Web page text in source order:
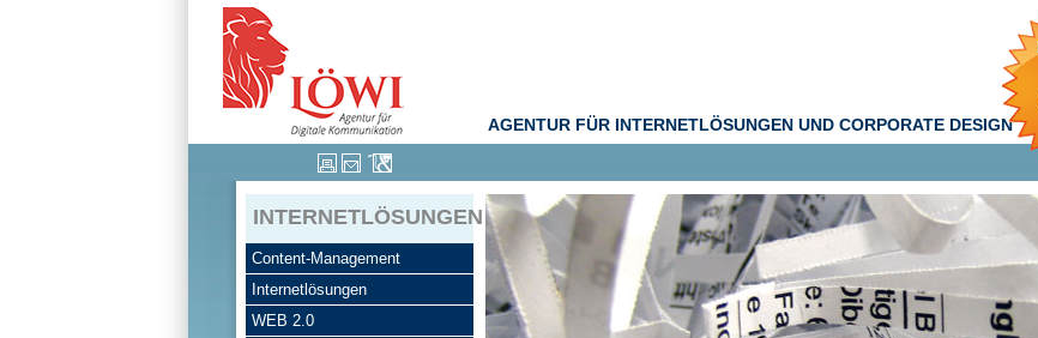
AGENTUR FÜR INTERNETLÖSUNGEN UND CORPORATE DESIGN
INTERNETLÖSUNGEN
Content-Management
Internetlösungen
WEB 2.0